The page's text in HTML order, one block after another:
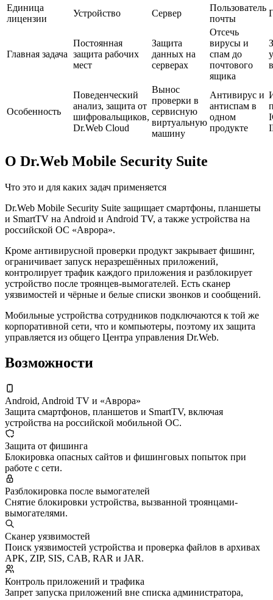
Единица
лицензии
Устройство Сервер
Пользователь
почты
Главная задача
Постоянная
защита рабочих
мест
Защита
данных на
серверах
Отсечь
вирусы и
спам до
почтового
ящика
Особенность
Поведенческий
анализ, защита от
шифровальщиков,
Dr.Web Cloud
Вынос
проверки в
сервисную
виртуальную
машину
Антивирус и
антиспам в
одном
продукте
О Dr.Web Mobile Security Suite
Что это и для каких задач применяется
Dr.Web Mobile Security Suite защищает смартфоны, планшеты
и SmartTV на Android и Android TV, а также устройства на
российской ОС «Аврора».
Кроме антивирусной проверки продукт закрывает фишинг,
ограничивает запуск неразрешённых приложений,
контролирует трафик каждого приложения и разблокирует
устройство после троянцев-вымогателей. Есть сканер
уязвимостей и чёрные и белые списки звонков и сообщений.
Мобильные устройства сотрудников подключаются к той же
корпоративной сети, что и компьютеры, поэтому их защита
управляется из общего Центра управления Dr.Web.
Возможности
Android, Android TV и «Аврора»
Защита смартфонов, планшетов и SmartTV, включая
устройства на российской мобильной ОС.
Защита от фишинга
Блокировка опасных сайтов и фишинговых попыток при
работе с сети.
Разблокировка после вымогателей
Снятие блокировки устройства, вызванной троянцами-
вымогателями.
Сканер уязвимостей
Поиск уязвимостей устройства и проверка файлов в архивах
APK, ZIP, SIS, CAB, RAR и JAR.
Контроль приложений и трафика
Запрет запуска приложений вне списка администратора,